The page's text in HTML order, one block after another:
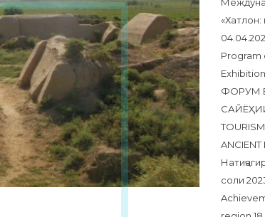
Program
ФОРУМ
ANCIENT
соли